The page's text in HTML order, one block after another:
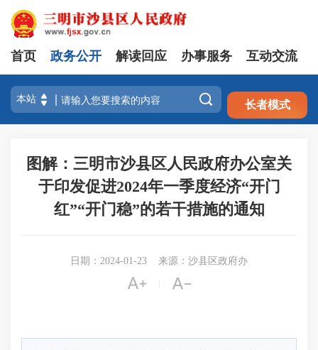
注册 登录
首页 政务公开 解读回应 办事服务 互动交流
 长者模式
图解：三明市沙县区人民政府办公室关
于印发促进2024年一季度经济“开门
红”“开门稳”的若干措施的通知
日期：2024-01-23 来源：沙县区政府办
 